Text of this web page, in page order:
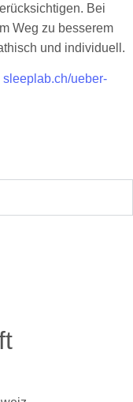
Bei
Weg zu besserem
und individuell.
sleeplab.ch/ueber-